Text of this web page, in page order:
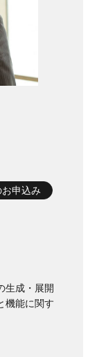
申込み
生成・展開
機能に関す